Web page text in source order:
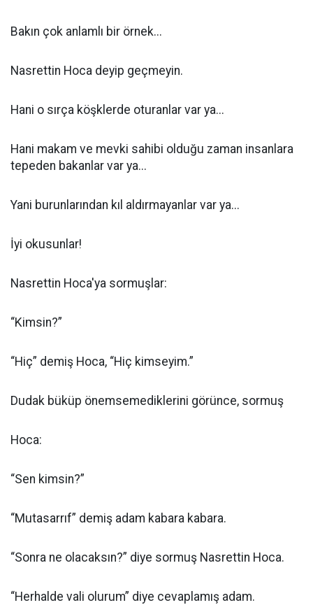
Bakın çok anlamlı bir örnek...
Nasrettin Hoca deyip geçmeyin.
Hani o sırça köşklerde oturanlar var ya...
Hani makam ve mevki sahibi olduğu zaman insanlara
tepeden bakanlar var ya...
Yani burunlarından kıl aldırmayanlar var ya...
İyi okusunlar!
Nasrettin Hoca'ya sormuşlar:
“Kimsin?”
“Hiç” demiş Hoca, “Hiç kimseyim.”
Dudak büküp önemsemediklerini görünce, sormuş
Hoca:
“Sen kimsin?”
“Mutasarrıf” demiş adam kabara kabara.
“Sonra ne olacaksın?” diye sormuş Nasrettin Hoca.
“Herhalde vali olurum” diye cevaplamış adam.